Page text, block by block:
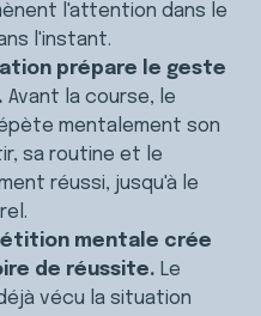
l'attention dans le
l'instant.
prépare le geste
Avant la course, le
mentalement son
sa routine et le
réussi, jusqu'à le
mentale crée
de réussite. Le
vécu la situation